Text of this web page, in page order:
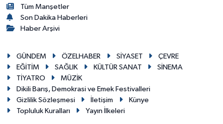
Tüm Manşetler
Son Dakika Haberleri
Haber Arşivi
GÜNDEM ÖZELHABER SİYASET
ÇEVRE
EĞİTİM
SAĞLIK KÜLTÜR SANAT
SİNEMA
TİYATRO
MÜZİK
Dikili Barış, Demokrasi ve Emek Festivalleri
Gizlilik Sözleşmesi
İletişim
Künye
Topluluk Kuralları
Yayın İlkeleri